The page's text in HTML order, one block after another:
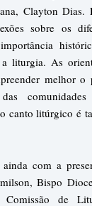
Clayton Dias.
sobre os
liturgia. As
melhor
canto litúrgico é
com a
Bispo
Comissão de